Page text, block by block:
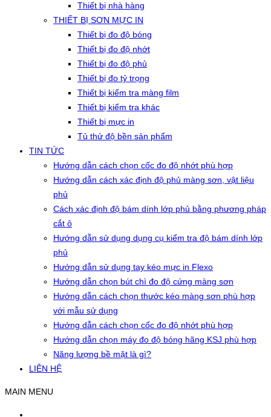
Thiết bị nhà hàng
THIẾT BỊ SƠN MỰC IN
Thiết bị đo độ bóng
Thiết bị đo độ nhớt
Thiết bị đo độ phủ
Thiết bị đo tỷ trọng
Thiết bị kiểm tra màng film
Thiết bị kiểm tra khác
Thiết bị mực in
Tủ thử độ bền sản phẩm
TIN TỨC
Hướng dẫn cách chọn cốc đo độ nhớt phù hợp
Hướng dẫn cách xác định độ phủ màng sơn, vật liệu
phủ
Cách xác định độ bám dính lớp phủ bằng phương pháp
cắt ô
Hướng dẫn sử dụng dụng cụ kiểm tra độ bám dính lớp
phủ
Hướng dẫn sử dụng tay kéo mực in Flexo
Hướng dẫn chọn bút chì đo độ cứng màng sơn
Hướng dẫn cách chọn thước kéo màng sơn phù hợp
với mẫu sử dụng
Hướng dẫn cách chọn cốc đo độ nhớt phù hợp
Hướng dẫn chọn máy đo độ bóng hãng KSJ phù hợp
Năng lượng bề mặt là gì?
LIÊN HỆ
MAIN MENU